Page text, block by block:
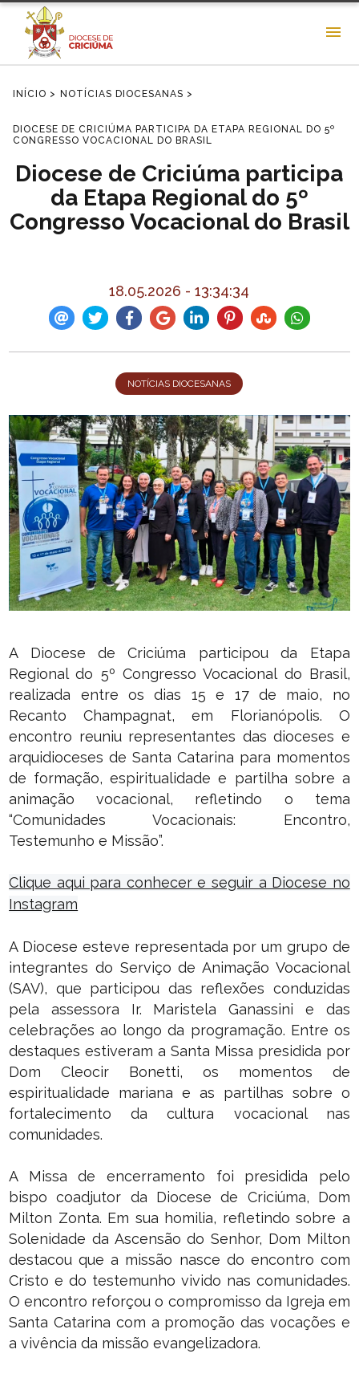
INÍCIO > NOTÍCIAS DIOCESANAS >
DIOCESE DE CRICIÚMA PARTICIPA DA ETAPA REGIONAL DO 5º
CONGRESSO VOCACIONAL DO BRASIL
Diocese de Criciúma participa
da Etapa Regional do 5º
Congresso Vocacional do Brasil
18.05.2026 - 13:34:34
NOTÍCIAS DIOCESANAS
A Diocese de Criciúma participou da Etapa
Regional do 5º Congresso Vocacional do Brasil,
realizada entre os dias 15 e 17 de maio, no
Recanto Champagnat, em Florianópolis. O
encontro reuniu representantes das dioceses e
arquidioceses de Santa Catarina para momentos
de formação, espiritualidade e partilha sobre a
animação vocacional, refletindo o tema
“Comunidades Vocacionais: Encontro,
Testemunho e Missão”.
Clique aqui para conhecer e seguir a Diocese no
Instagram
A Diocese esteve representada por um grupo de
integrantes do Serviço de Animação Vocacional
(SAV), que participou das reflexões conduzidas
pela assessora Ir. Maristela Ganassini e das
celebrações ao longo da programação. Entre os
destaques estiveram a Santa Missa presidida por
Dom Cleocir Bonetti, os momentos de
espiritualidade mariana e as partilhas sobre o
fortalecimento da cultura vocacional nas
comunidades.
A Missa de encerramento foi presidida pelo
bispo coadjutor da Diocese de Criciúma, Dom
Milton Zonta. Em sua homilia, refletindo sobre a
Solenidade da Ascensão do Senhor, Dom Milton
destacou que a missão nasce do encontro com
Cristo e do testemunho vivido nas comunidades.
O encontro reforçou o compromisso da Igreja em
Santa Catarina com a promoção das vocações e
a vivência da missão evangelizadora.